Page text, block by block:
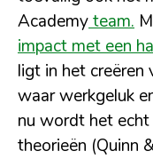
Academyteam.
impact met een
ligt in het creëren
waar werkgeluk
nu wordt het
theorieën (Quinn